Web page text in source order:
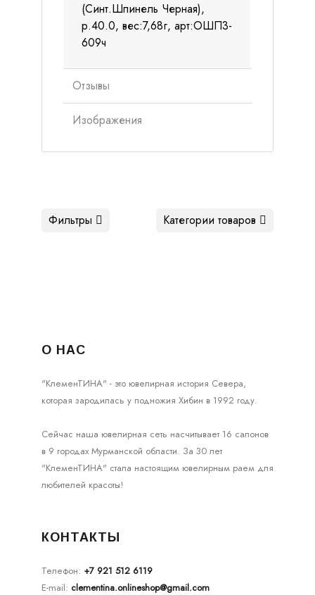
(Синт.Шпинель Черная),
р.40.0, вес:7,68г, арт:ОШП3-
609ч
Отзывы
Изображения
Категории товаров
Фильтры
О НАС
"КлеменТИНА" - это ювелирная история Севера,
которая зародилась у подножия Хибин в 1992 году.
Сейчас наша ювелирная сеть насчитывает 16 салонов
в 9 городах Мурманской области. За 30 лет
"КлеменТИНА" стала настоящим ювелирным раем для
любителей красоты!
КОНТАКТЫ
Телефон: +7 921 512 6119
E-mail: clementina.onlineshop@gmail.com